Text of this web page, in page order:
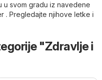
u svom gradu iz navedene
. Pregledajte njihove letke i
"Zdravlje i